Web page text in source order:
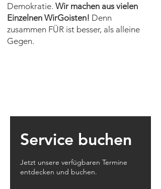
Demokratie. Wir machen aus vielen
Einzelnen WirGoisten! Denn
zusammen FÜR ist besser, als alleine
Gegen.
Service buchen
Jetzt unsere verfügbaren Termine
entdecken und buchen.